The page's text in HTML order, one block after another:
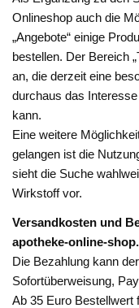
Onlineshop auch die
„Angebote“ einige
bestellen. Der Bereich
an, die derzeit eine
durchaus das
kann.
Eine weitere
gelangen ist die
sieht die Suche
Wirkstoff vor.
Versandkosten und
apotheke-online-
Die Bezahlung kann
Sofortüberweisung,
Ab 35 Euro Bestellwert